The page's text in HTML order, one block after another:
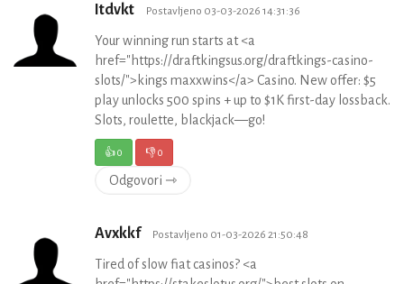
Itdvkt Postavljeno 03-03-2026 14:31:36
Your winning run starts at <a
href="https://draftkingsus.org/draftkings-casino-
slots/">kings maxxwins</a> Casino. New offer: $5
play unlocks 500 spins + up to $1K first-day lossback.
Slots, roulette, blackjack—go!
👍0 👎0
Odgovori ⇾
Avxkkf Postavljeno 01-03-2026 21:50:48
Tired of slow fiat casinos? <a